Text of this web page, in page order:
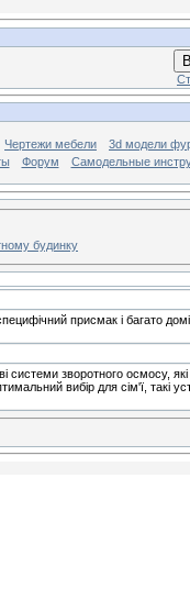
Чертежи мебели
3d модели
Форум Самодельные
будинку
присмак і багато
системи зворотного осмосу,
вибір для сім'ї, такі